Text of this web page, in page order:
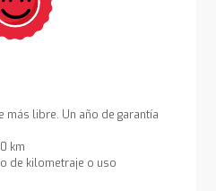
más libre. Un año de garantía
km
de kilometraje o uso